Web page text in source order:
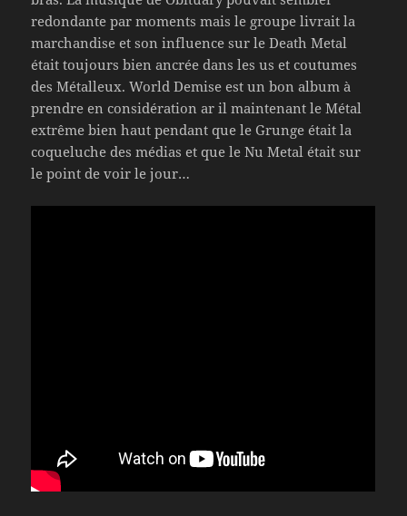
redondante par moments mais le groupe livrait la
marchandise et son influence sur le Death Metal
était toujours bien ancrée dans les us et coutumes
des Métalleux. World Demise est un bon album à
prendre en considération ar il maintenant le Métal
extrême bien haut pendant que le Grunge était la
coqueluche des médias et que le Nu Metal était sur
le point de voir le jour…